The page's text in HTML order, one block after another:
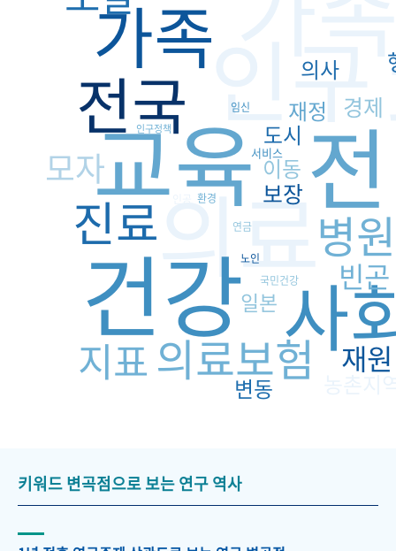
인구
의료
건강
교육
사
가족
전국
진료
병원
의료보험
지표
모자
빈곤
재원
보장
경제
변동
이동
재정
도시
의사
일본
서비스
연금
노인
국민건강
환경
임신
인구정책
키워드 변곡점으로 보는 연구 역사